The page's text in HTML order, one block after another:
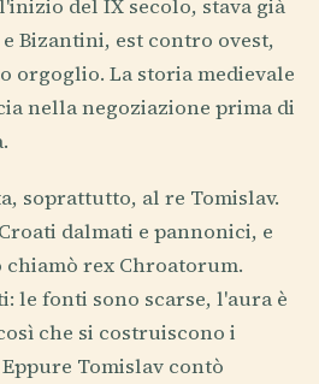
del IX secolo, stava già
Bizantini, est contro ovest,
orgoglio. La storia medievale
nella negoziazione prima di
soprattutto, al re Tomislav.
dalmati e pannonici, e
rex Chroatorum.
le fonti sono scarse, l'aura è
che si costruiscono i
Tomislav contò